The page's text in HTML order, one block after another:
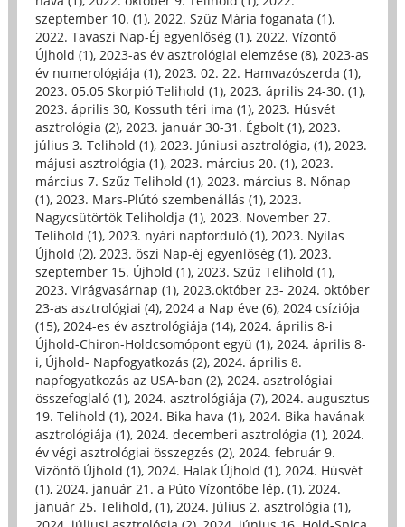
szeptember 10. (1), 2022. Szűz Mária foganata (1),
2022. Tavaszi Nap-Éj egyenlőség (1), 2022. Vízöntő
Újhold (1), 2023-as év asztrológiai elemzése (8), 2023-as
év numerológiája (1), 2023. 02. 22. Hamvazószerda (1),
2023. 05.05 Skorpió Telihold (1), 2023. április 24-30. (1),
2023. április 30, Kossuth téri ima (1), 2023. Húsvét
asztrológia (2), 2023. január 30-31. Égbolt (1), 2023.
július 3. Telihold (1), 2023. Júniusi asztrológia, (1), 2023.
májusi asztrológia (1), 2023. március 20. (1), 2023.
március 7. Szűz Telihold (1), 2023. március 8. Nőnap
(1), 2023. Mars-Plútó szembenállás (1), 2023.
Nagycsütörtök Teliholdja (1), 2023. November 27.
Telihold (1), 2023. nyári napforduló (1), 2023. Nyilas
Újhold (2), 2023. őszi Nap-éj egyenlőség (1), 2023.
szeptember 15. Újhold (1), 2023. Szűz Telihold (1),
2023. Virágvasárnap (1), 2023.október 23- 2024. október
23-as asztrológiai (4), 2024 a Nap éve (6), 2024 csíziója
(15), 2024-es év asztrológiája (14), 2024. április 8-i
Újhold-Chiron-Holdcsomópont együ (1), 2024. április 8-
i, Újhold- Napfogyatkozás (2), 2024. április 8.
napfogyatkozás az USA-ban (2), 2024. asztrológiai
összefoglaló (1), 2024. asztrológiája (7), 2024. augusztus
19. Telihold (1), 2024. Bika hava (1), 2024. Bika havának
asztrológiája (1), 2024. decemberi asztrológia (1), 2024.
év végi asztrológiai összegzés (2), 2024. február 9.
Vízöntő Újhold (1), 2024. Halak Újhold (1), 2024. Húsvét
(1), 2024. január 21. a Púto Vízöntőbe lép, (1), 2024.
január 25. Telihold, (1), 2024. Július 2. asztrológia (1),